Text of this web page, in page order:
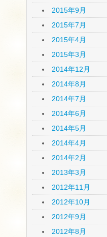
2015年9月
2015年7月
2015年4月
2015年3月
2014年12月
2014年8月
2014年7月
2014年6月
2014年5月
2014年4月
2014年2月
2013年3月
2012年11月
2012年10月
2012年9月
2012年8月